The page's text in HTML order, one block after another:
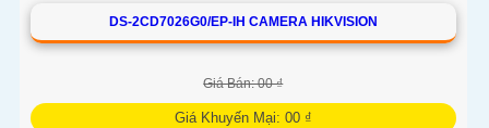
DS-2CD7026G0/EP-IH CAMERA HIKVISION
Giá Bán: 00 ₫
Giá Khuyến Mại: 00 ₫